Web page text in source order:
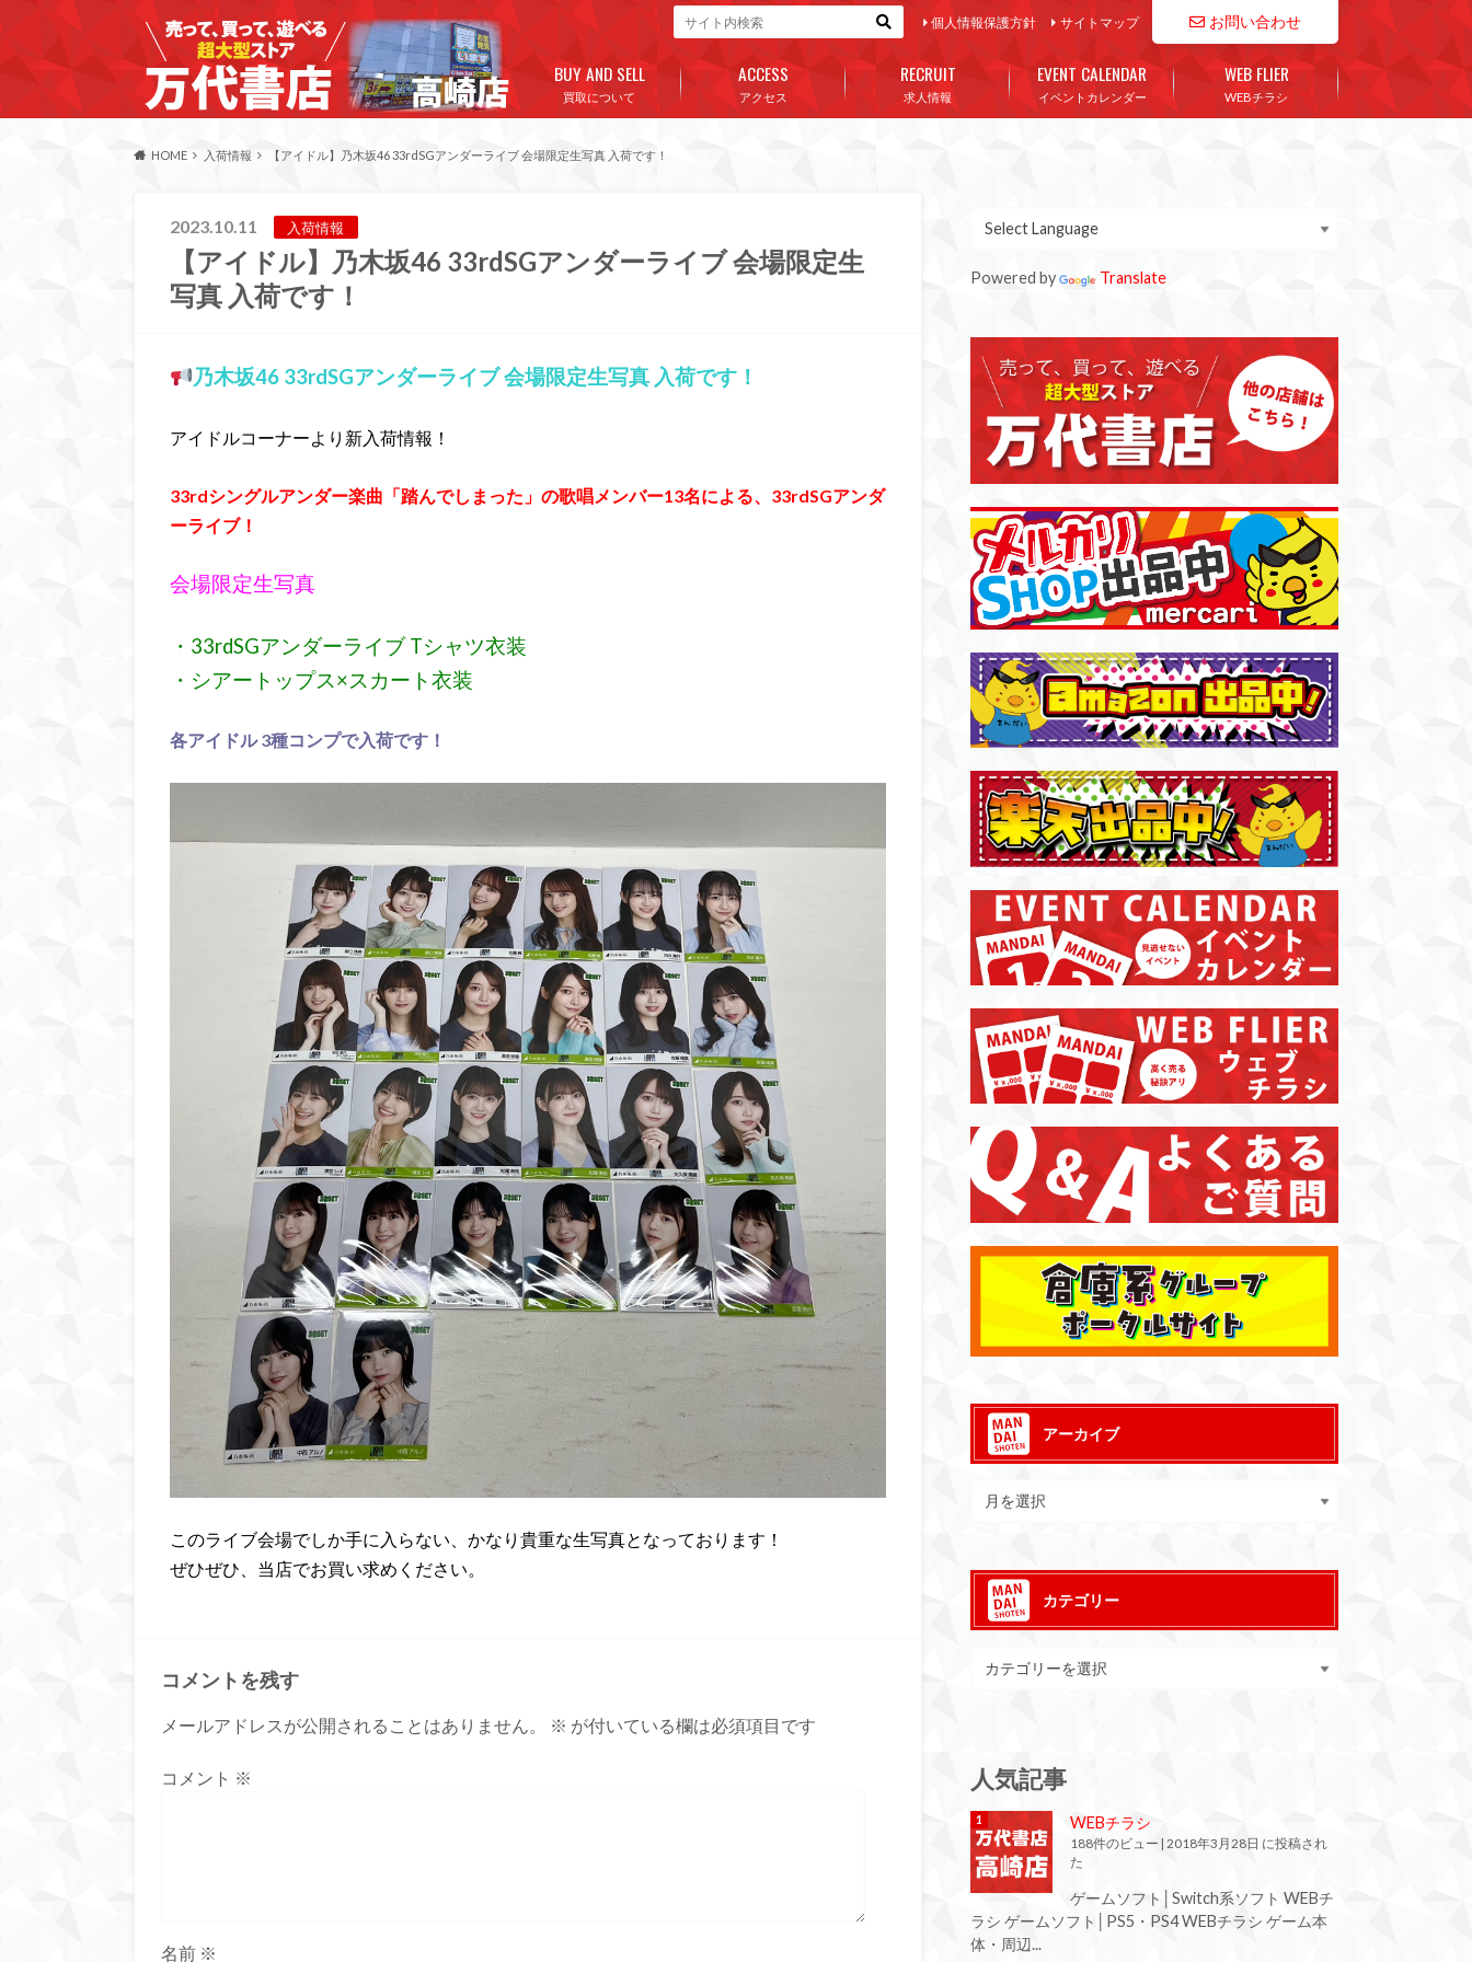
お問い合わせ
個人情報保護方針 サイトマップ
買取について
BUY AND SELL
アクセス
ACCESS
求人情報
RECRUIT
イベントカレンダー
EVENT CALENDAR
WEBチラシ
WEB FLIER
HOME 入荷情報 【アイドル】乃木坂46 33rdSGアンダーライブ 会場限定生写真 入荷です！
2023.10.11 入荷情報
【アイドル】乃木坂46 33rdSGアンダーライブ 会場限定生
写真 入荷です！
乃木坂46 33rdSGアンダーライブ 会場限定生写真 入荷です！
アイドルコーナーより新入荷情報！
33rdシングルアンダー楽曲「踏んでしまった」の歌唱メンバー13名による、33rdSGアンダ
ーライブ！
会場限定生写真
・33rdSGアンダーライブ Tシャツ衣装
・シアートップス×スカート衣装
各アイドル 3種コンプで入荷です！
このライブ会場でしか手に入らない、かなり貴重な生写真となっております！
ぜひぜひ、当店でお買い求めください。
コメントを残す
メールアドレスが公開されることはありません。 ※ が付いている欄は必須項目です
コメント ※
名前 ※
Powered by Translate
アーカイブ
カテゴリー
人気記事
WEBチラシ
188件のビュー | 2018年3月28日 に投稿され
た
ゲームソフト│Switch系ソフト WEBチ
ラシ ゲームソフト│PS5・PS4 WEBチラシ ゲーム本
体・周辺...